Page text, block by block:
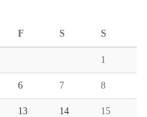
F S S
1
6 7 8
13 14 15